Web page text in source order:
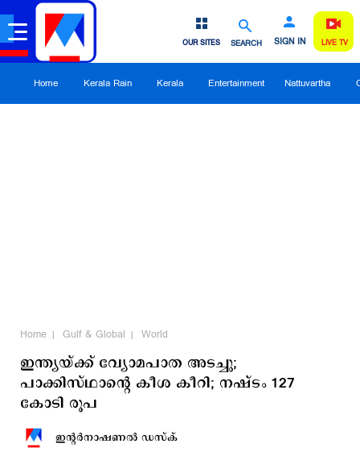
SEARCH SIGN IN
OUR SITES LIVE TV
Home Kerala Rain Kerala Entertainment Nattuvartha
Home Gulf & Global World
ഇന്ത്യയ്ക്ക് വ്യോമപാത അടച്ചു;
പാക്കിസ്ഥാന്‍റെ കീശ കീറി; നഷ്ടം 127
കോടി രൂപ
ഇന്‍റര്‍നാഷണല്‍ ഡസ്ക്